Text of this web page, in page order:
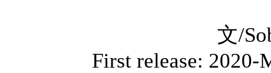
文/
First release: